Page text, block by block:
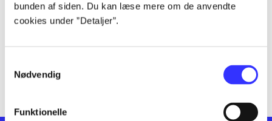
bunden af siden. Du kan læse mere om de anvendte
cookies under ”Detaljer”.
Nødvendig
Funktionelle
lorem ipsum dolor sit amet ...
lorem ipsum dolor sit amet ...
lorem ipsum dolor sit amet ...